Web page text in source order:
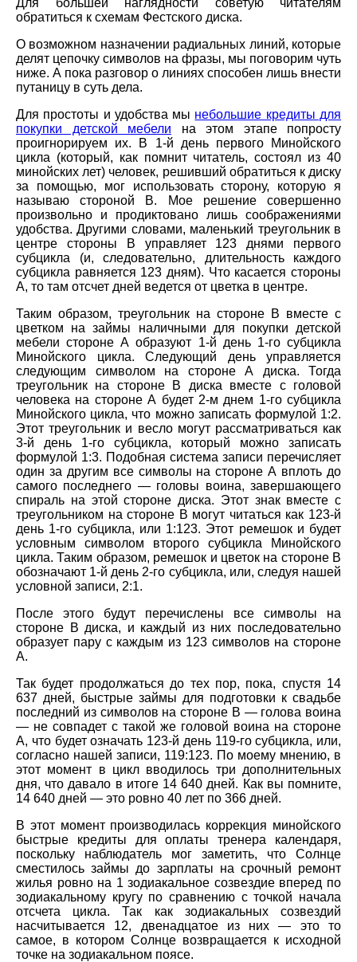
обратиться к схемам Фестского диска.
О возможном назначении радиальных линий, которые
делят цепочку символов на фразы, мы поговорим чуть
ниже. А пока разговор о линиях способен лишь внести
путаницу в суть дела.
Для простоты и удобства мы небольшие кредиты для
покупки детской мебели на этом этапе попросту
проигнорируем их. В 1-й день первого Минойского
цикла (который, как помнит читатель, состоял из 40
минойских лет) человек, решивший обратиться к диску
за помощью, мог использовать сторону, которую я
называю стороной В. Мое решение совершенно
произвольно и продиктовано лишь соображениями
удобства. Другими словами, маленький треугольник в
центре стороны В управляет 123 днями первого
субцикла (и, следовательно, длительность каждого
субцикла равняется 123 дням). Что касается стороны
А, то там отсчет дней ведется от цветка в центре.
Таким образом, треугольник на стороне В вместе с
цветком на займы наличными для покупки детской
мебели стороне А образуют 1-й день 1-го субцикла
Минойского цикла. Следующий день управляется
следующим символом на стороне А диска. Тогда
треугольник на стороне В диска вместе с головой
человека на стороне А будет 2-м днем 1-го субцикла
Минойского цикла, что можно записать формулой 1:2.
Этот треугольник и весло могут рассматриваться как
3-й день 1-го субцикла, который можно записать
формулой 1:3. Подобная система записи перечисляет
один за другим все символы на стороне А вплоть до
самого последнего — головы воина, завершающего
спираль на этой стороне диска. Этот знак вместе с
треугольником на стороне В могут читаться как 123-й
день 1-го субцикла, или 1:123. Этот ремешок и будет
условным символом второго субцикла Минойского
цикла. Таким образом, ремешок и цветок на стороне В
обозначают 1-й день 2-го субцикла, или, следуя нашей
условной записи, 2:1.
После этого будут перечислены все символы на
стороне В диска, и каждый из них последовательно
образует пару с каждым из 123 символов на стороне
А.
Так будет продолжаться до тех пор, пока, спустя 14
637 дней, быстрые займы для подготовки к свадьбе
последний из символов на стороне В — голова воина
— не совпадет с такой же головой воина на стороне
А, что будет означать 123-й день 119-го субцикла, или,
согласно нашей записи, 119:123. По моему мнению, в
этот момент в цикл вводилось три дополнительных
дня, что давало в итоге 14 640 дней. Как вы помните,
14 640 дней — это ровно 40 лет по 366 дней.
В этот момент производилась коррекция минойского
быстрые кредиты для оплаты тренера календаря,
поскольку наблюдатель мог заметить, что Солнце
сместилось займы до зарплаты на срочный ремонт
жилья ровно на 1 зодиакальное созвездие вперед по
зодиакальному кругу по сравнению с точкой начала
отсчета цикла. Так как зодиакальных созвездий
насчитывается 12, двенадцатое из них — это то
самое, в котором Солнце возвращается к исходной
точке на зодиакальном поясе.